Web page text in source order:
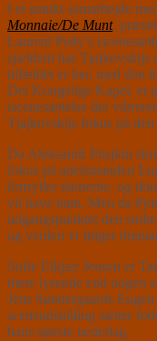
I et smukt samarbejde
Monnaie/De Munt,
Laurent Pelly’s
sjældent har Tjajkovskijs
tilfældet er her, med den
Det Kongelige Kapel, et
iscenesættelse der
Tjajkovskijs fokus på
Da Aleksandr Pusjkin
fokus på adelsmanden
fortryller damerne, og
vil have ham. Men da
udgangspunktet den
og verden vi følger
Sofie Elkjær Jensen er
mere lysende end nogen
Jens Søndergaards
sceneudstråling sætter
hans største nederlag.